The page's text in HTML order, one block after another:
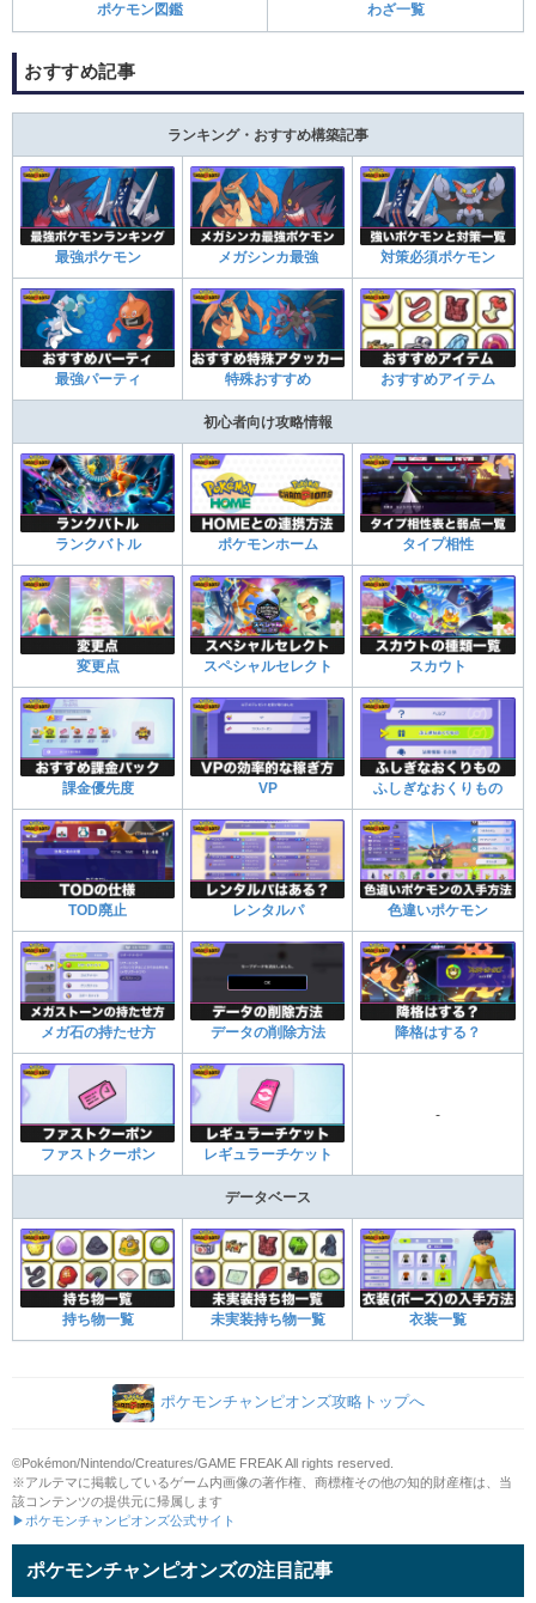
ポケモン図鑑 わざ一覧
おすすめ記事
ランキング・おすすめ構築記事
最強ポケモン メガシンカ最強 対策必須ポケモン
最強パーティ 特殊おすすめ おすすめアイテム
初心者向け攻略情報
ランクバトル ポケモンホーム タイプ相性
変更点 スペシャルセレクト スカウト
課金優先度 VP ふしぎなおくりもの
TOD廃止 レンタルパ 色違いポケモン
メガ石の持たせ方 データの削除方法 降格はする？
ファストクーポン レギュラーチケット
-
データベース
持ち物一覧 未実装持ち物一覧 衣装一覧
ポケモンチャンピオンズ攻略トップへ
©Pokémon/Nintendo/Creatures/GAME FREAK All rights reserved.
※アルテマに掲載しているゲーム内画像の著作権、商標権その他の知的財産権は、当
該コンテンツの提供元に帰属します
▶ポケモンチャンピオンズ公式サイト
ポケモンチャンピオンズの注目記事